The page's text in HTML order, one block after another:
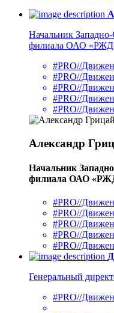
Начальник
филиала ОАО
#PRO//
#PRO//
#PRO//
#PRO//
#PRO//
Александр
Начальник
филиала ОАО
#PRO//
#PRO//
#PRO//
#PRO//
#PRO//
Генеральный
#PRO//